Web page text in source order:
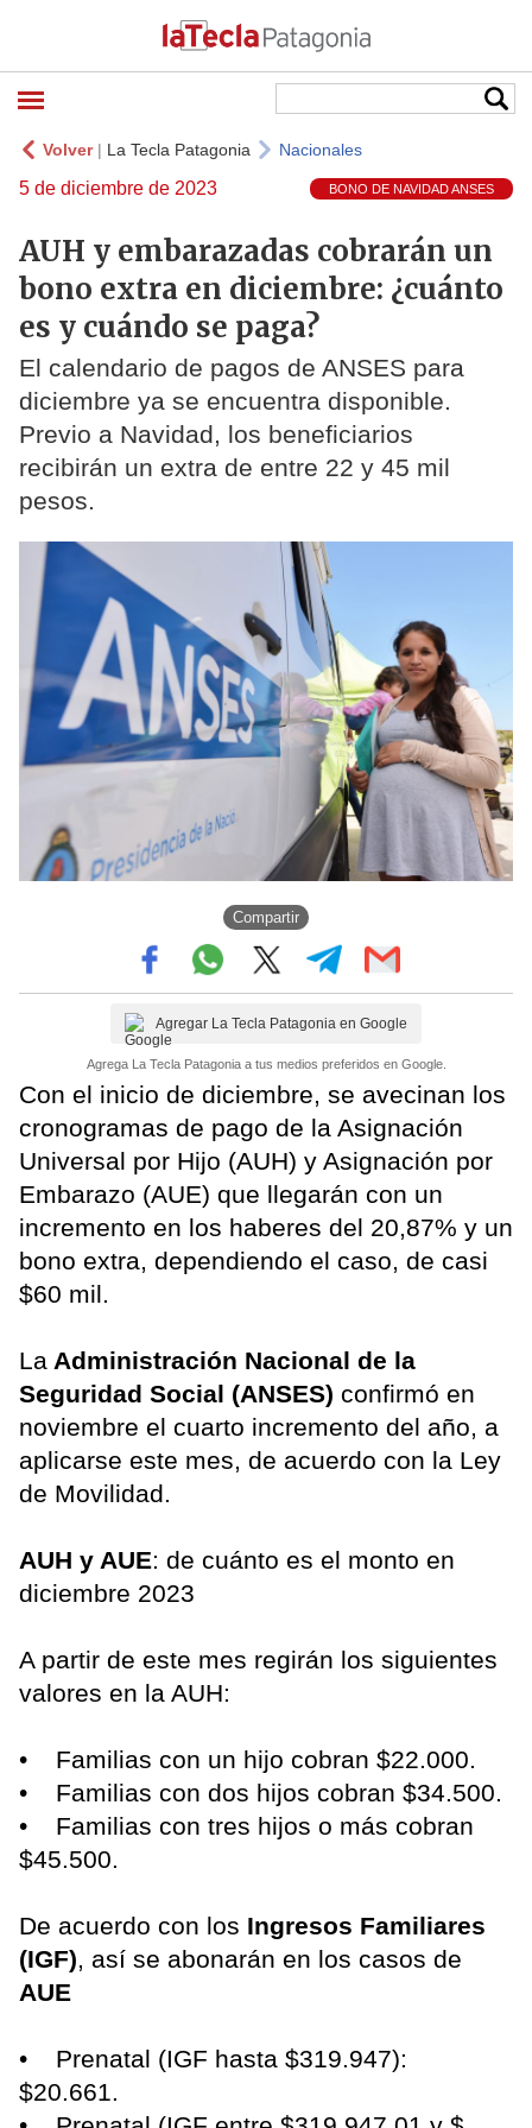
Volver| La Tecla Patagonia Nacionales
5 de diciembre de 2023 BONO DE NAVIDAD ANSES
AUH y embarazadas cobrarán un
bono extra en diciembre: ¿cuánto
es y cuándo se paga?
El calendario de pagos de ANSES para
diciembre ya se encuentra disponible.
Previo a Navidad, los beneficiarios
recibirán un extra de entre 22 y 45 mil
pesos.
Compartir
Agregar La Tecla Patagonia en Google
Agrega La Tecla Patagonia a tus medios preferidos en Google.
Con el inicio de diciembre, se avecinan los
cronogramas de pago de la Asignación
Universal por Hijo (AUH) y Asignación por
Embarazo (AUE) que llegarán con un
incremento en los haberes del 20,87% y un
bono extra, dependiendo el caso, de casi
$60 mil.
La Administración Nacional de la
Seguridad Social (ANSES) confirmó en
noviembre el cuarto incremento del año, a
aplicarse este mes, de acuerdo con la Ley
de Movilidad.
AUH y AUE: de cuánto es el monto en
diciembre 2023
A partir de este mes regirán los siguientes
valores en la AUH:
• Familias con un hijo cobran $22.000.
• Familias con dos hijos cobran $34.500.
• Familias con tres hijos o más cobran
$45.500.
De acuerdo con los Ingresos Familiares
(IGF), así se abonarán en los casos de
AUE
• Prenatal (IGF hasta $319.947):
$20.661.